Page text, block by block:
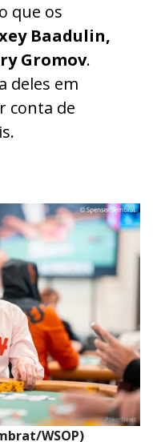
que os
Baadulin,
Gromov.
deles em
conta de
WSOP)